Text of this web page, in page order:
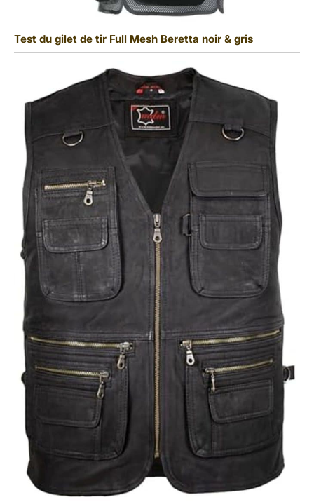
Test du gilet de tir Full Mesh Beretta noir & gris